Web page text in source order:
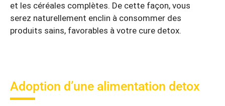
et les céréales complètes. De cette façon, vous
serez naturellement enclin à consommer des
produits sains, favorables à votre cure detox.
Adoption d’une alimentation detox